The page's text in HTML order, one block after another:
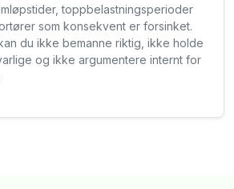
toppbelastningsperioder
som konsekvent er forsinket.
du ikke bemanne riktig, ikke holde
og ikke argumentere internt for